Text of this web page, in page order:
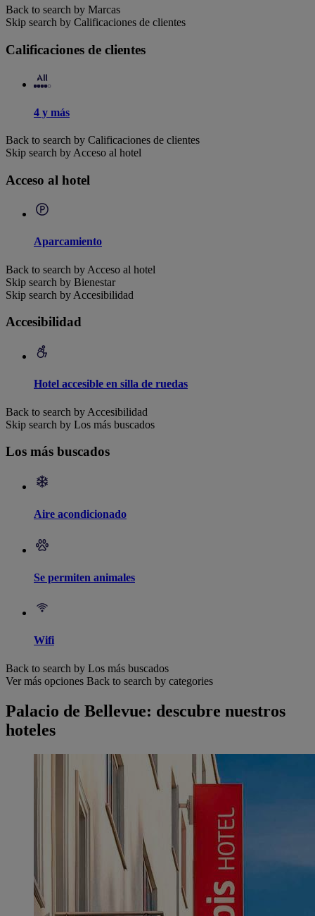
Back to search by Marcas
Skip search by Calificaciones de clientes
Calificaciones de clientes
4 y más
Back to search by Calificaciones de clientes
Skip search by Acceso al hotel
Acceso al hotel
Aparcamiento
Back to search by Acceso al hotel
Skip search by Bienestar
Skip search by Accesibilidad
Accesibilidad
Hotel accesible en silla de ruedas
Back to search by Accesibilidad
Skip search by Los más buscados
Los más buscados
Aire acondicionado
Se permiten animales
Wifi
Back to search by Los más buscados
Ver más opciones Back to search by categories
Palacio de Bellevue: descubre nuestros
hoteles